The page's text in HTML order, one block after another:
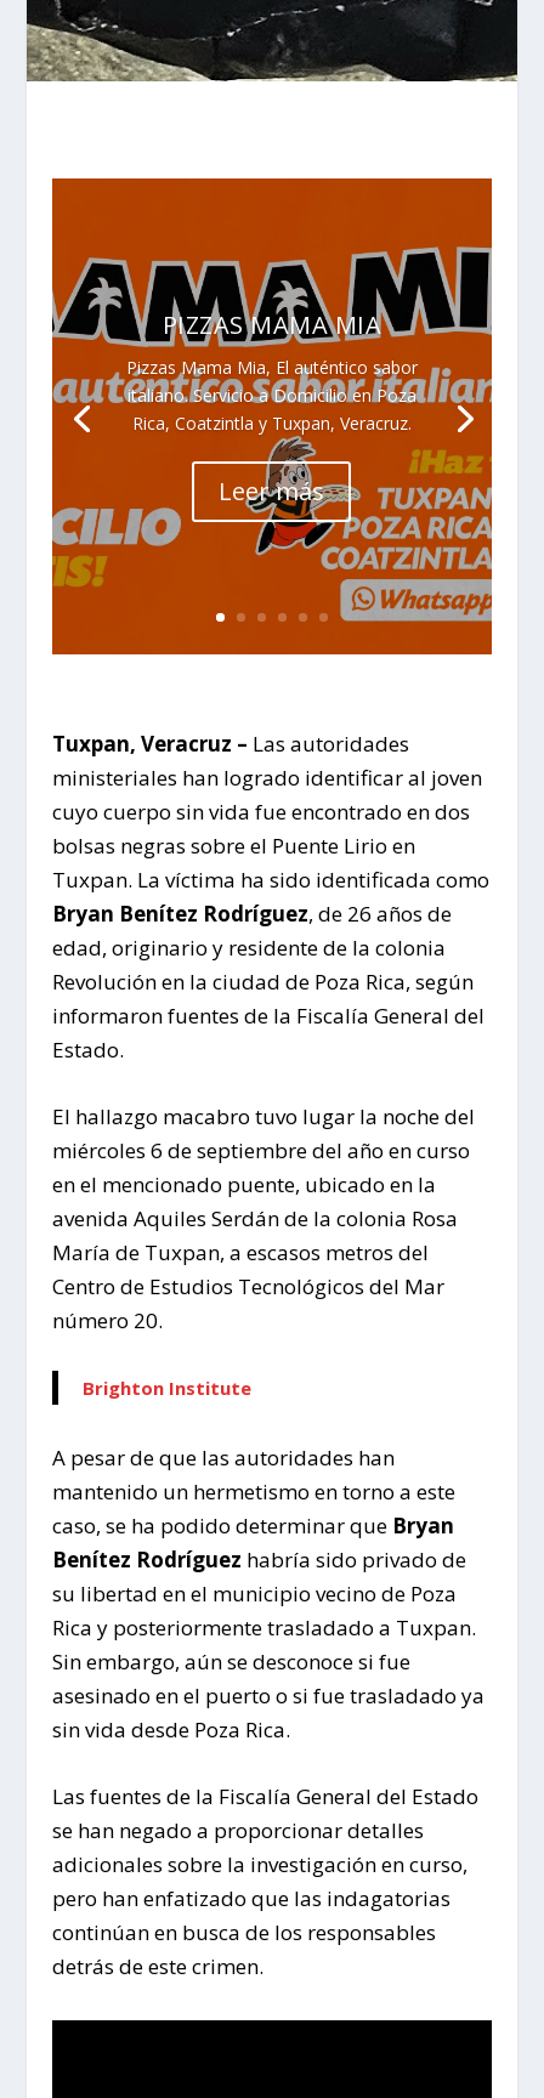
PIZZAS MAMA MIA
Pizzas Mama Mia, El auténtico sabor
italiano. Servicio a Domicilio en Poza
Rica, Coatzintla y Tuxpan, Veracruz.
Leer más
Tuxpan, Veracruz – Las autoridades
ministeriales han logrado identificar al joven
cuyo cuerpo sin vida fue encontrado en dos
bolsas negras sobre el Puente Lirio en
Tuxpan. La víctima ha sido identificada como
Bryan Benítez Rodríguez, de 26 años de
edad, originario y residente de la colonia
Revolución en la ciudad de Poza Rica, según
informaron fuentes de la Fiscalía General del
Estado.
El hallazgo macabro tuvo lugar la noche del
miércoles 6 de septiembre del año en curso
en el mencionado puente, ubicado en la
avenida Aquiles Serdán de la colonia Rosa
María de Tuxpan, a escasos metros del
Centro de Estudios Tecnológicos del Mar
número 20.
Brighton Institute
A pesar de que las autoridades han
mantenido un hermetismo en torno a este
caso, se ha podido determinar queBryan
Benítez Rodríguez habría sido privado de
su libertad en el municipio vecino de Poza
Rica y posteriormente trasladado a Tuxpan.
Sin embargo, aún se desconoce si fue
asesinado en el puerto o si fue trasladado ya
sin vida desde Poza Rica.
Las fuentes de la Fiscalía General del Estado
se han negado a proporcionar detalles
adicionales sobre la investigación en curso,
pero han enfatizado que las indagatorias
continúan en busca de los responsables
detrás de este crimen.